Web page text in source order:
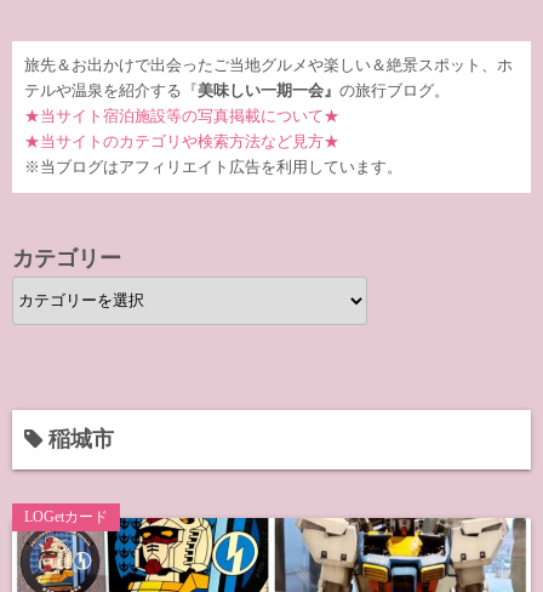
旅先＆お出かけで出会ったご当地グルメや楽しい＆絶景スポット、ホ
テルや温泉を紹介する『 美味しい一期一会』 の旅行ブログ。
★当サイト宿泊施設等の写真掲載について★
★当サイトのカテゴリや検索方法など見方★
※当ブログはアフィリエイト広告を利用しています。
カテゴリー
カ
テ
ー
稲城市
LOGetカード